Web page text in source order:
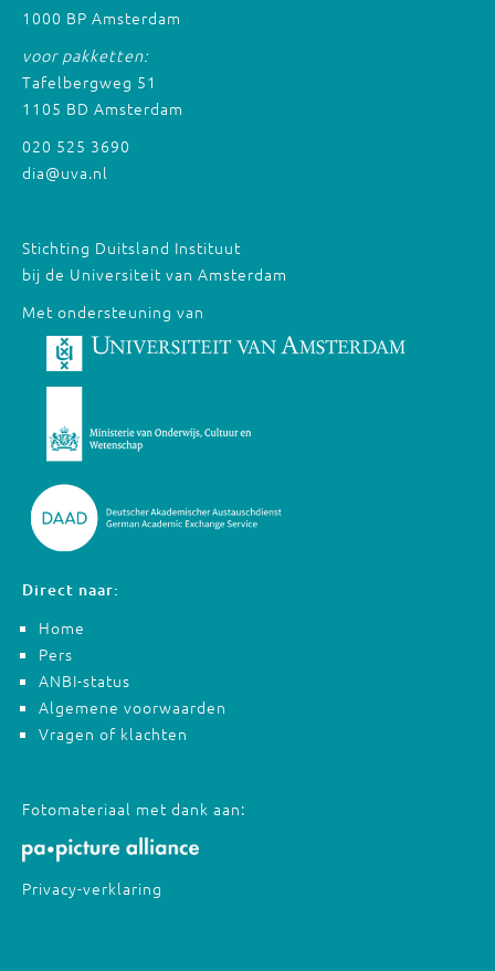
1000 BP Amsterdam
voor pakketten:
Tafelbergweg 51
1105 BD Amsterdam
020 525 3690
dia@uva.nl
Stichting Duitsland Instituut
bij de Universiteit van Amsterdam
Met ondersteuning van
Direct naar:
Home
Pers
ANBI-status
Algemene voorwaarden
Vragen of klachten
Fotomateriaal met dank aan:
Privacy-verklaring